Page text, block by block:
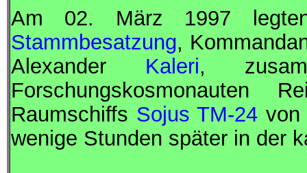
Am 02. März 1997
Stammbesatzung,
Alexander Kaleri,
Forschungskosmonauten
Raumschiffs Sojus TM-24 von
wenige Stunden später in der